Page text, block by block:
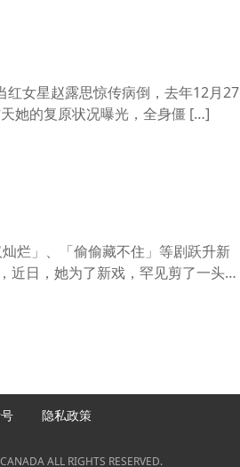
女星赵露思惊传病倒，去年12月27
她的复原状况曝光，全身僵 […]
烂」、「偷偷藏不住」等剧跃升新
近日，她为了新戏，罕见剪了一头
隐私政策
ALL RIGHTS RESERVED.